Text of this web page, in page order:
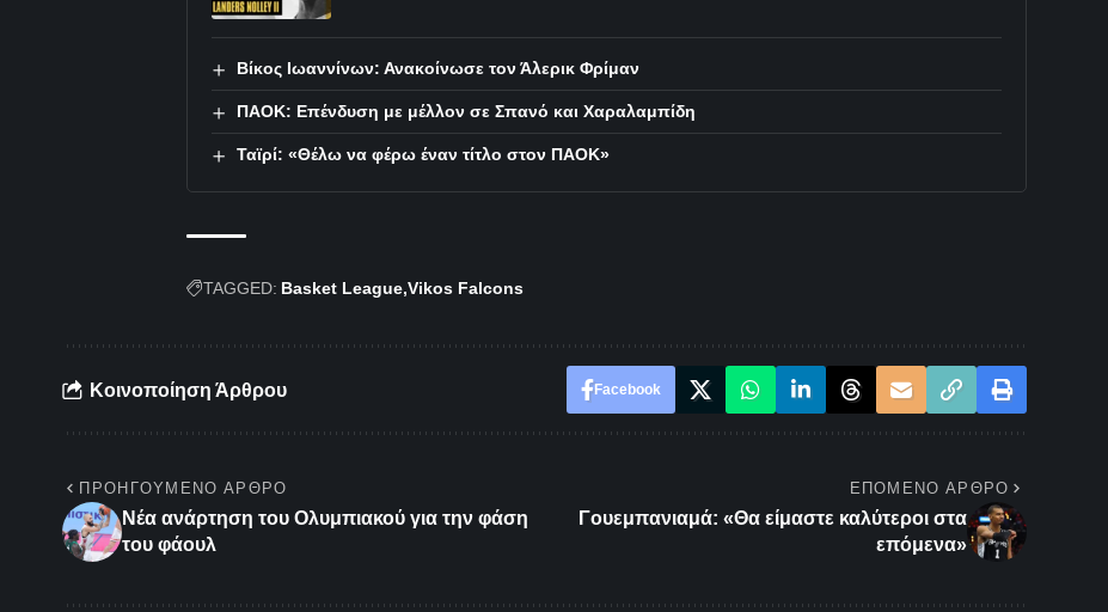
Βίκος Ιωαννίνων: Ανακοίνωσε τον Άλερικ Φρίμαν
ΠΑΟΚ: Επένδυση με μέλλον σε Σπανό και Χαραλαμπίδη
Ταϊρί: «Θέλω να φέρω έναν τίτλο στον ΠΑΟΚ»
TAGGED: Basket League Vikos Falcons
Κοινοποίηση Άρθρου Facebook
ΠΡΟΗΓΟΎΜΕΝΟ ΆΡΘΡΟ
Νέα ανάρτηση του Ολυμπιακού για την φάση
του φάουλ
ΕΠΌΜΕΝΟ ΆΡΘΡΟ
Γουεμπανιαμά: «Θα είμαστε καλύτεροι στα
επόμενα»